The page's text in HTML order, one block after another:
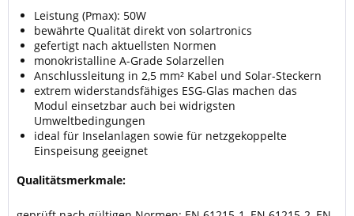
Leistung (Pmax): 50W
bewährte Qualität direkt von solartronics
gefertigt nach aktuellsten Normen
monokristalline A-Grade Solarzellen
Anschlussleitung in 2,5 mm² Kabel und Solar-Steckern
extrem widerstandsfähiges ESG-Glas machen das
Modul einsetzbar auch bei widrigsten
Umweltbedingungen
ideal für Inselanlagen sowie für netzgekoppelte
Einspeisung geeignet
Qualitätsmerkmale: